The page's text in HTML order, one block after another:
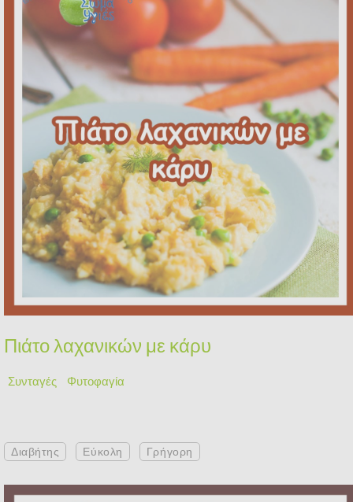
Πιάτο λαχανικών με κάρυ
Συνταγές Φυτοφαγία
Διαβήτης Εύκολη Γρήγορη